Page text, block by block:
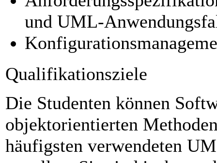
und UML-
Qualifikationsziele
Die Studenten können
objektorientierten
häufigsten verwendeten